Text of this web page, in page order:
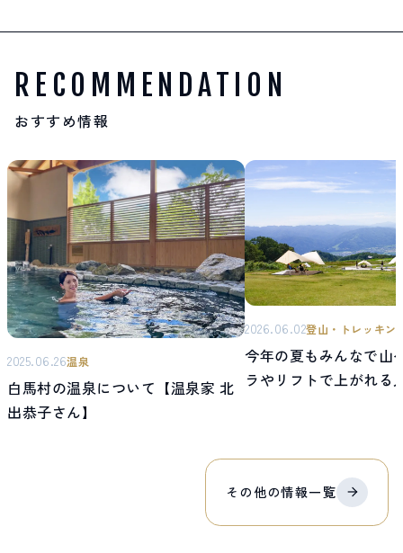
RECOMMENDATION
おすすめ情報
その他の情報一覧
2025.06.26温泉
白馬村の温泉について【温泉家 北
出恭子さん】
2026.06.02登山・トレッキン
今年の夏もみんなで山
ラやリフトで上がれる